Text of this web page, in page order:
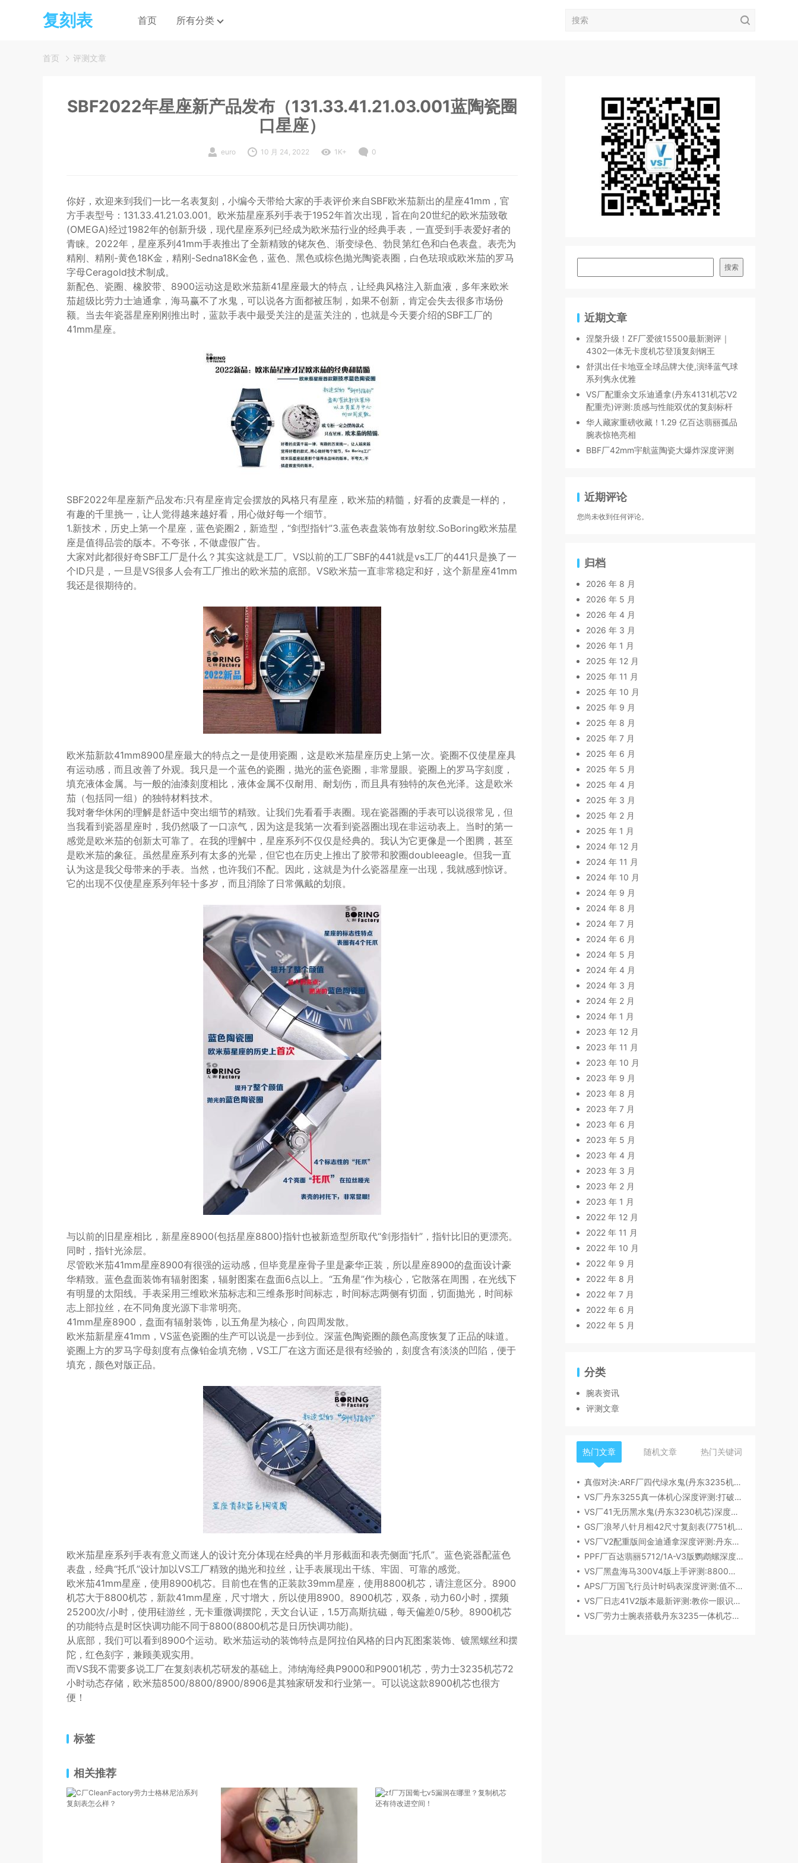
复刻表 首页 所有分类
首页 评测文章
SBF2022年星座新产品发布（131.33.41.21.03.001蓝陶瓷圈
口星座）
euro 10 月 24, 2022 1K+ 0
你好，欢迎来到我们一比一名表复刻，小编今天带给大家的手表评价来自SBF欧米茄新出的星座41mm，官
方手表型号：131.33.41.21.03.001。欧米茄星座系列手表于1952年首次出现，旨在向20世纪的欧米茄致敬
(OMEGA)经过1982年的创新升级，现代星座系列已经成为欧米茄行业的经典手表，一直受到手表爱好者的
青睐。2022年，星座系列41mm手表推出了全新精致的铑灰色、渐变绿色、勃艮第红色和白色表盘。表壳为
精刚、精刚-黄色18K金，精刚-Sedna18K金色，蓝色、黑色或棕色抛光陶瓷表圈，白色珐琅或欧米茄的罗马
字母Ceragold技术制成。
新配色、瓷圈、橡胶带、8900运动这是欧米茄新41星座最大的特点，让经典风格注入新血液，多年来欧米
茄超级比劳力士迪通拿，海马赢不了水鬼，可以说各方面都被压制，如果不创新，肯定会失去很多市场份
额。当去年瓷器星座刚刚推出时，蓝款手表中最受关注的是蓝关注的，也就是今天要介绍的SBF工厂的
41mm星座。
SBF2022年星座新产品发布:只有星座肯定会摆放的风格只有星座，欧米茄的精髓，好看的皮囊是一样的，
有趣的千里挑一，让人觉得越来越好看，用心做好每一个细节。
1.新技术，历史上第一个星座，蓝色瓷圈2，新造型，“剑型指针”3.蓝色表盘装饰有放射纹.SoBoring欧米茄星
座是值得品尝的版本。不夸张，不做虚假广告。
大家对此都很好奇SBF工厂是什么？其实这就是工厂。VS以前的工厂SBF的441就是vs工厂的441只是换了一
个ID只是，一旦是VS很多人会有工厂推出的欧米茄的底部。VS欧米茄一直非常稳定和好，这个新星座41mm
我还是很期待的。
欧米茄新款41mm8900星座最大的特点之一是使用瓷圈，这是欧米茄星座历史上第一次。瓷圈不仅使星座具
有运动感，而且改善了外观。我只是一个蓝色的瓷圈，抛光的蓝色瓷圈，非常显眼。瓷圈上的罗马字刻度，
填充液体金属。与一般的油漆刻度相比，液体金属不仅耐用、耐划伤，而且具有独特的灰色光泽。这是欧米
茄（包括同一组）的独特材料技术。
我对奢华休闲的理解是舒适中突出细节的精致。让我们先看看手表圈。现在瓷器圈的手表可以说很常见，但
当我看到瓷器星座时，我仍然吸了一口凉气，因为这是我第一次看到瓷器圈出现在非运动表上。当时的第一
感觉是欧米茄的创新太可靠了。在我的理解中，星座系列不仅仅是经典的。我认为它更像是一个图腾，甚至
是欧米茄的象征。虽然星座系列有太多的光晕，但它也在历史上推出了胶带和胶圈doubleeagle。但我一直
认为这是我父母带来的手表。当然，也许我们不配。因此，这就是为什么瓷器星座一出现，我就感到惊讶。
它的出现不仅使星座系列年轻十多岁，而且消除了日常佩戴的划痕。
与以前的旧星座相比，新星座8900(包括星座8800)指针也被新造型所取代“剑形指针”，指针比旧的更漂亮。
同时，指针光涂层。
尽管欧米茄41mm星座8900有很强的运动感，但毕竟星座骨子里是豪华正装，所以星座8900的盘面设计豪
华精致。蓝色盘面装饰有辐射图案，辐射图案在盘面6点以上。“五角星”作为核心，它散落在周围，在光线下
有明显的太阳线。手表采用三维欧米茄标志和三维条形时间标志，时间标志两侧有切面，切面抛光，时间标
志上部拉丝，在不同角度光源下非常明亮。
41mm星座8900，盘面有辐射装饰，以五角星为核心，向四周发散。
欧米茄新星座41mm，VS蓝色瓷圈的生产可以说是一步到位。深蓝色陶瓷圈的颜色高度恢复了正品的味道。
瓷圈上方的罗马字母刻度有点像铂金填充物，VS工厂在这方面还是很有经验的，刻度含有淡淡的凹陷，便于
填充，颜色对版正品。
欧米茄星座系列手表有意义而迷人的设计充分体现在经典的半月形截面和表壳侧面“托爪”。蓝色瓷器配蓝色
表盘，经典“托爪”设计加以VS工厂精致的抛光和拉丝，让手表展现出干练、牢固、可靠的感觉。
欧米茄41mm星座，使用8900机芯。目前也在售的正装款39mm星座，使用8800机芯，请注意区分。8900
机芯大于8800机芯，新款41mm星座，尺寸增大，所以使用8900。8900机芯，双条，动力60小时，摆频
25200次/小时，使用硅游丝，无卡重微调摆陀，天文台认证，1.5万高斯抗磁，每天偏差0/5秒。8900机芯
的功能特点是时区快调功能不同于8800(8800机芯是日历快调功能)。
从底部，我们可以看到8900个运动。欧米茄运动的装饰特点是阿拉伯风格的日内瓦图案装饰、镀黑螺丝和摆
陀，红色刻字，兼顾美观实用。
而VS我不需要多说工厂在复刻表机芯研发的基础上。沛纳海经典P9000和P9001机芯，劳力士3235机芯72
小时动态存储，欧米茄8500/8800/8900/8906是其独家研发和行业第一。可以说这款8900机芯也很方
便！
标签
相关推荐
搜索
近期文章
涅槃升级！ZF厂爱彼15500最新测评｜
4302一体无卡度机芯登顶复刻钢王
舒淇出任卡地亚全球品牌大使,演绎蓝气球
系列隽永优雅
VS厂配重余文乐迪通拿(丹东4131机芯V2
配重壳)评测:质感与性能双优的复刻标杆
华人藏家重磅收藏！1.29 亿百达翡丽孤品
腕表惊艳亮相
BBF厂42mm宇航蓝陶瓷大爆炸深度评测
近期评论
您尚未收到任何评论。
归档
2026 年 8 月
2026 年 5 月
2026 年 4 月
2026 年 3 月
2026 年 1 月
2025 年 12 月
2025 年 11 月
2025 年 10 月
2025 年 9 月
2025 年 8 月
2025 年 7 月
2025 年 6 月
2025 年 5 月
2025 年 4 月
2025 年 3 月
2025 年 2 月
2025 年 1 月
2024 年 12 月
2024 年 11 月
2024 年 10 月
2024 年 9 月
2024 年 8 月
2024 年 7 月
2024 年 6 月
2024 年 5 月
2024 年 4 月
2024 年 3 月
2024 年 2 月
2024 年 1 月
2023 年 12 月
2023 年 11 月
2023 年 10 月
2023 年 9 月
2023 年 8 月
2023 年 7 月
2023 年 6 月
2023 年 5 月
2023 年 4 月
2023 年 3 月
2023 年 2 月
2023 年 1 月
2022 年 12 月
2022 年 11 月
2022 年 10 月
2022 年 9 月
2022 年 8 月
2022 年 7 月
2022 年 6 月
2022 年 5 月
分类
腕表资讯
评测文章
热门文章 随机文章 热门关键词
真假对决:ARF厂四代绿水鬼(丹东3235机芯)深度评测
VS厂丹东3255真一体机心深度评测:打破市场乱象,重塑复刻机芯新标杆​
VS厂41无历黑水鬼(丹东3230机芯)深度评测:性能与破绽全解析
GS厂浪琴八针月相42尺寸复刻表(7751机芯)细节全析
VS厂V2配重版间金迪通拿深度评测:丹东4131机芯加持下的165克精密之作​
PPF厂百达翡丽5712/1A-V3版鹦鹉螺深度评测:细节升级直击正品
VS厂黑盘海马300V4版上手评测:8800一体机芯加持,复刻天花板实至名归?
APS厂万国飞行员计时码表深度评测:值不值得入手？
VS厂日志41V2版本最新评测:教你一眼识破假VS
VS厂劳力士腕表搭载丹东3235一体机芯深度评测